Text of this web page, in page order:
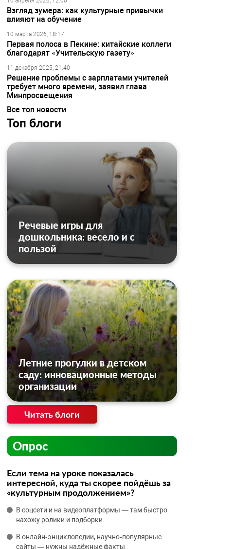
Взгляд зумера: как культурные привычки
влияют на обучение
10 марта 2026, 18:17
Первая полоса в Пекине: китайские коллеги
благодарят «Учительскую газету»
11 декабря 2025, 21:40
Решение проблемы с зарплатами учителей
требует много времени, заявил глава
Минпросвещения
Все топ новости
Топ блоги
Речевые игры для
дошкольника: весело и с
пользой
Летние прогулки в детском
саду: инновационные методы
организации
Читать блоги
Опрос
Если тема на уроке показалась
интересной, куда ты скорее пойдёшь за
«культурным продолжением»?
В соцсети и на видеоплатформы — там быстро
нахожу ролики и подборки.
В онлайн‑энциклопедии, научно‑популярные
сайты — нужны надёжные факты.